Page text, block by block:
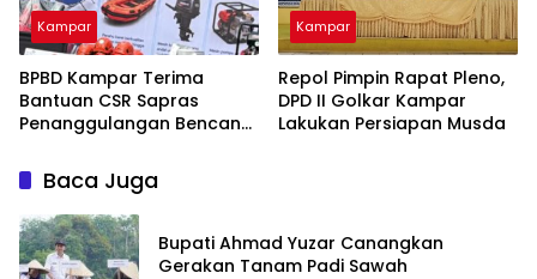
Kampar
BPBD Kampar Terima
Bantuan CSR Sapras
Penanggulangan Bencana
Nusantara Power
Kampar
Repol Pimpin Rapat Pleno,
DPD II Golkar Kampar
Lakukan Persiapan Musda
Baca Juga
Bupati Ahmad Yuzar Canangkan
Gerakan Tanam Padi Sawah